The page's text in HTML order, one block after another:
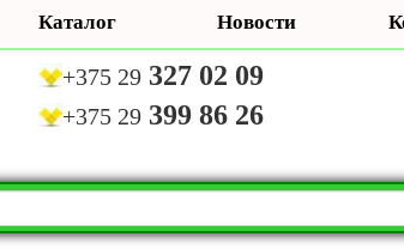
Каталог Новости
+375 29 327 02 09
+375 29 399 86 26